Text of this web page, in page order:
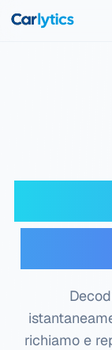
richiamo e